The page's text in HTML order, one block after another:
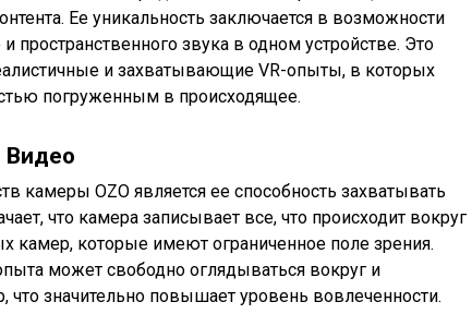
Ее уникальность заключается в возможности
пространственного звука в одном устройстве. Это
и захватывающие VR-опыты, в которых
погруженным в происходящее.
Видео
камеры OZO является ее способность захватывать
что камера записывает все, что происходит вокруг
камер, которые имеют ограниченное поле зрения.
может свободно оглядываться вокруг и
что значительно повышает уровень вовлеченности.